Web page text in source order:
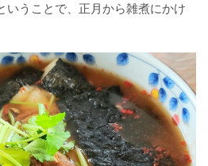
いうことで、正月から雑煮にかけ